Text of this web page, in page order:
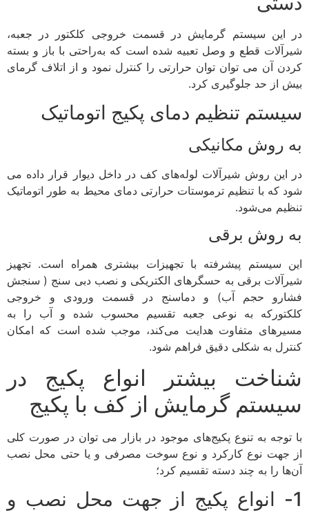
در این سیستم گرمایش در قسمت خروجی کلکتور در جعبه،
شیرآلات قطع و وصل تعبیه شده است که به‌راحتی با باز و بسته
کردن آن می توان توان حرارتی را کنترل نمود و از اتلاف گرمای
بیش از حد جلوگیری کرد.
سیستم تنظیم دمای پکیج اتوماتیک
به روش مکانیکی
در این روش شیرآلات لوله‌های کف در داخل دیوار قرار داده می
شود که با تنظیم ترموستات حرارتی دمای محیط به طور اتوماتیک
تنظیم می‌شود.
به روش برقی
این سیستم پیشرفته با تجهیزات بیشتری همراه است. تجهیز
شیرآلات برقی به حسگرهای الکتریکی و نصب دبی سنج ( سنجش
فشارو حجم آب) و دماسنج در قسمت ورودی و خروجی
کلکتورکه به نوعی جعبه تقسیم محسوب شده و آب را به
مسیرهای متفاوت هدایت می‌کند، موجب شده است که امکان
کنترل به شکلی دقیق فراهم شود.
شناخت بیشتر انواع پکیج در
سیستم گرمایش از کف با پکیج
با توجه به تنوع پکیج‌های موجود در بازار می توان در صورت کلی
از جهت نوع کارکرد و نوع سوخت مصرفی و یا حتی محل نصب
آن‌ها را به چند دسته تقسیم کرد؛
1- انواع پکیج از جهت محل نصب و